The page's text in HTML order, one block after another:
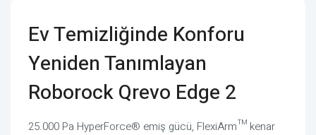
Ev Temizliğinde Konforu
Yeniden Tanımlayan
Roborock Qrevo Edge 2
25.000 Pa HyperForce® emiş gücü, FlexiArm™ kenar